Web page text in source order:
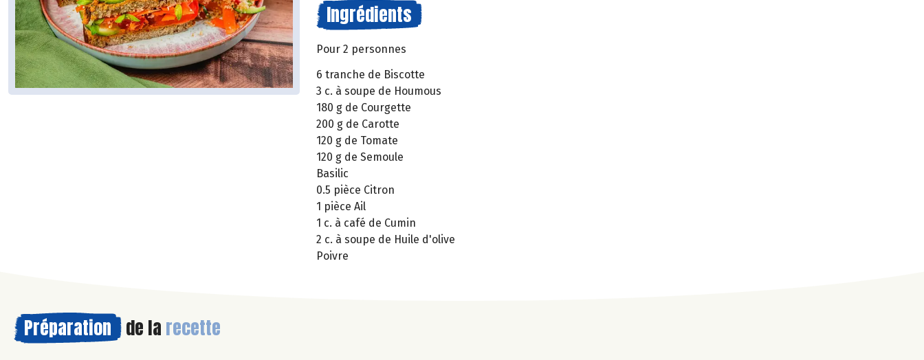
Ingrédients
Pour 2 personnes
6 tranche de Biscotte
3 c. à soupe de Houmous
180 g de Courgette
200 g de Carotte
120 g de Tomate
120 g de Semoule
Basilic
0.5 pièce Citron
1 pièce Ail
1 c. à café de Cumin
2 c. à soupe de Huile d'olive
Poivre
Préparation de la recette